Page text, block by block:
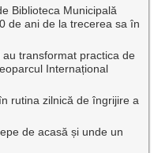
Biblioteca Municipală
de ani de la trecerea sa în
transformat practica de
Internațional
rutina zilnică de îngrijire a
de acasă și unde un